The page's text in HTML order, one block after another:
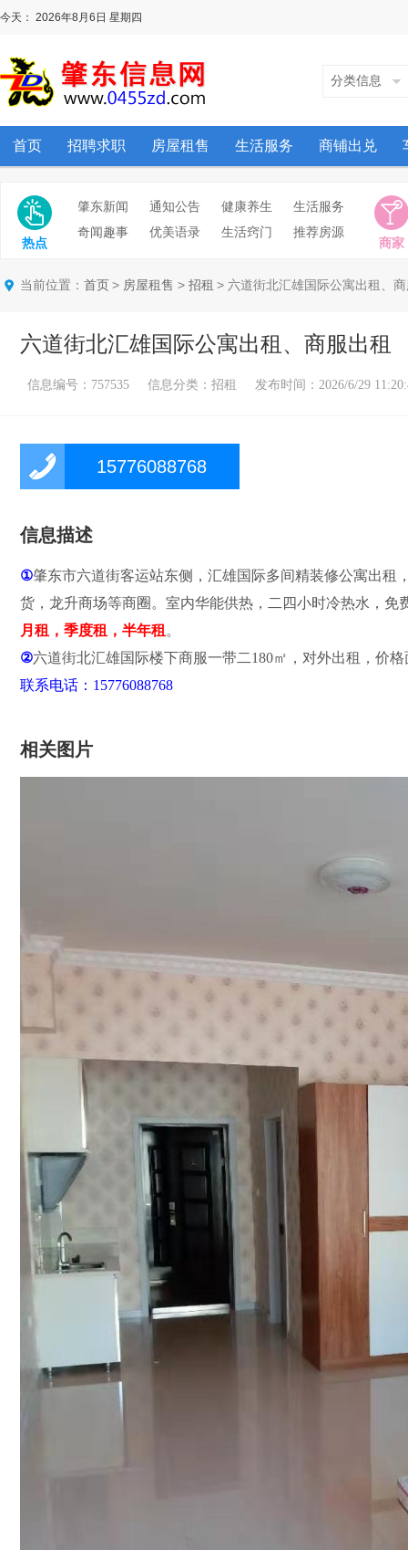
今天： 2026年8月6日 星期四
分类信息
首页 招聘求职 房屋租售 生活服务 商铺出兑
肇东新闻 通知公告 健康养生
生活服务
奇闻趣事
优美语录 生活窍门 推荐房源
热点 商家
当前位置： 首页 > 房屋租售 > 招租 > 六道街北汇雄国际公寓出租、
六道街北汇雄国际公寓出租、商服出租
信息编号：757535 信息分类：招租 发布时间：2026/6/29
15776088768
信息描述
①肇东市六道街客运站东侧，汇雄国际多间精装修公寓出租
货，龙升商场等商圈。室内华能供热，二四小时冷热水，
月租，季度租，半年租 。
②六道街北汇雄国际楼下商服一带二180㎡，对外出租，价
联系电话：15776088768
相关图片